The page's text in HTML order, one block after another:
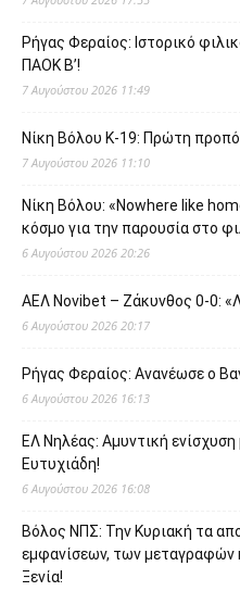
Ρήγας Φεραίος: Ιστορικό
ΠΑΟΚ Β’!
7 Αυγούστου 2026 11:49
Νίκη Βόλου Κ-19: Πρώτη
7 Αυγούστου 2026 11:10
Νίκη Βόλου: «Nowhere like
κόσμο για την παρουσία στο
6 Αυγούστου 2026 20:26
ΑΕΛ Novibet – Ζάκυνθος 0-0:
6 Αυγούστου 2026 20:17
Ρήγας Φεραίος: Ανανέωσε ο
6 Αυγούστου 2026 16:13
ΕΛ Νηλέας: Αμυντική
Ευτυχιάδη!
6 Αυγούστου 2026 16:08
Βόλος ΝΠΣ: Την Κυριακή τα
εμφανίσεων, των μεταγραφών
Ξενία!